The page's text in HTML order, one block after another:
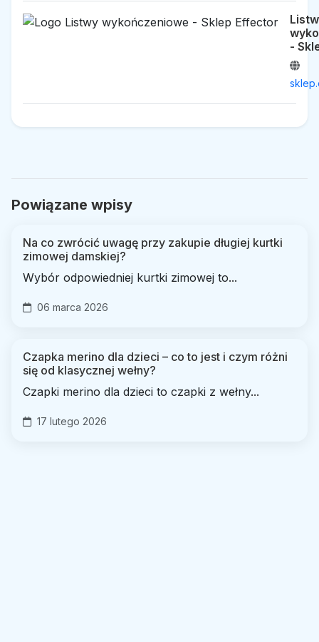
-
Powiązane wpisy
Na co zwrócić uwagę przy zakupie długiej kurtki
zimowej damskiej?
Wybór odpowiedniej kurtki zimowej to...
06 marca 2026
Czapka merino dla dzieci – co to jest i czym różni
się od klasycznej wełny?
Czapki merino dla dzieci to czapki z wełny...
17 lutego 2026